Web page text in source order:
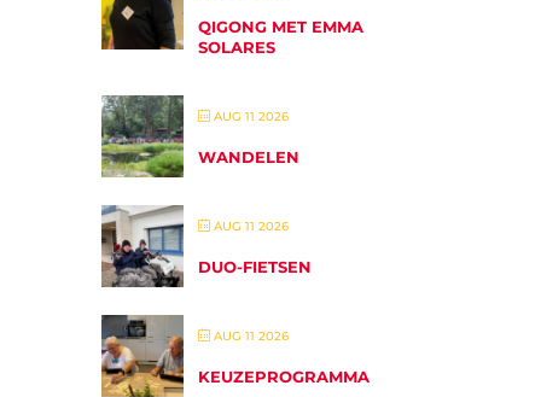
QIGONG MET EMMA
SOLARES
AUG 11 2026
WANDELEN
AUG 11 2026
DUO-FIETSEN
AUG 11 2026
KEUZEPROGRAMMA